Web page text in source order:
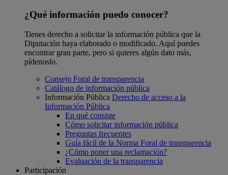
¿Qué información puedo conocer?
Tienes derecho a solicitar la información pública que la
Diputación haya elaborado o modificado. Aquí puedes
encontrar gran parte, pero si quieres algún dato más,
pídenoslo.
Consejo Foral de transparencia
Catálogo de información pública
Información Pública Derecho de acceso a la
Información Pública
En qué consiste
Cómo solicitar información pública
Preguntas frecuentes
Guía fácil de la Norma Foral de transparencia
¿Cómo poner una reclamación?
Evaluación de la transparencia
Participación